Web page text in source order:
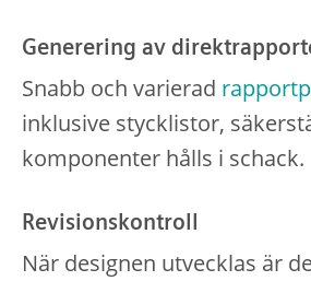
Generering av
Snabb och varierad
inklusive stycklistor,
komponenter hålls i schack.
Revisionskontroll
När designen utvecklas är